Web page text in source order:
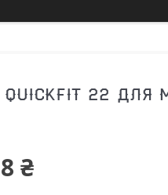
22 ДЛЯ
₴